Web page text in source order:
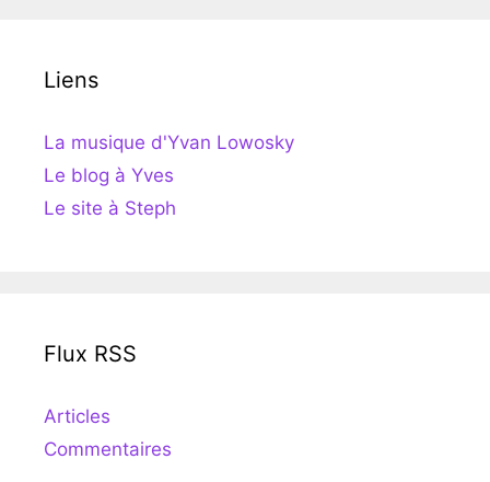
Liens
La musique d'Yvan Lowosky
Le blog à Yves
Le site à Steph
Flux RSS
Articles
Commentaires